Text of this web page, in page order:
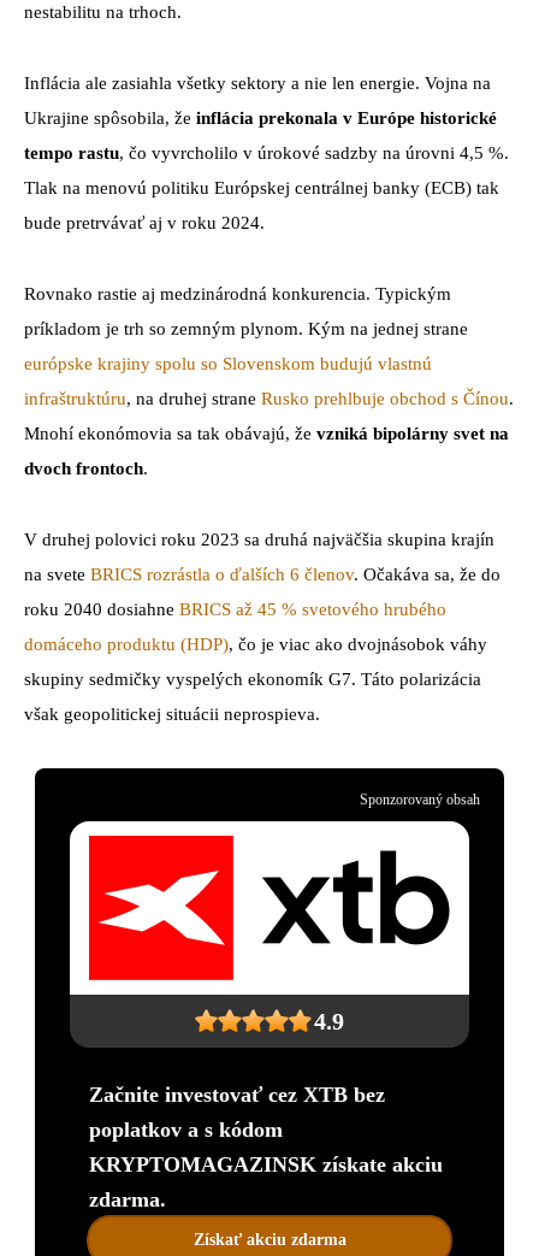
nestabilitu na trhoch.
Inflácia ale zasiahla všetky sektory a nie len energie. Vojna na
Ukrajine spôsobila, že inflácia prekonala v Európe historické
tempo rastu, čo vyvrcholilo v úrokové sadzby na úrovni 4,5 %.
Tlak na menovú politiku Európskej centrálnej banky (ECB) tak
bude pretrvávať aj v roku 2024.
Rovnako rastie aj medzinárodná konkurencia. Typickým
príkladom je trh so zemným plynom. Kým na jednej strane
európske krajiny spolu so Slovenskom budujú vlastnú
infraštruktúru, na druhej strane Rusko prehlbuje obchod s Čínou.
Mnohí ekonómovia sa tak obávajú, že vzniká bipolárny svet na
dvoch frontoch.
V druhej polovici roku 2023 sa druhá najväčšia skupina krajín
na svete BRICS rozrástla o ďalších 6 členov. Očakáva sa, že do
roku 2040 dosiahne BRICS až 45 % svetového hrubého
domáceho produktu (HDP), čo je viac ako dvojnásobok váhy
skupiny sedmičky vyspelých ekonomík G7. Táto polarizácia
však geopolitickej situácii neprospieva.
4.9
Začnite investovať cez XTB bez
poplatkov a s kódom
KRYPTOMAGAZINSK získate akciu
zdarma.
Získať akciu zdarma
Sponzorovaný obsah